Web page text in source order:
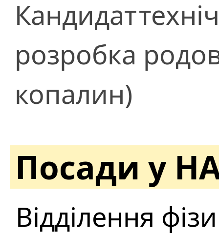
Кандидат
розробка
копалин)
Посади у
Відділення